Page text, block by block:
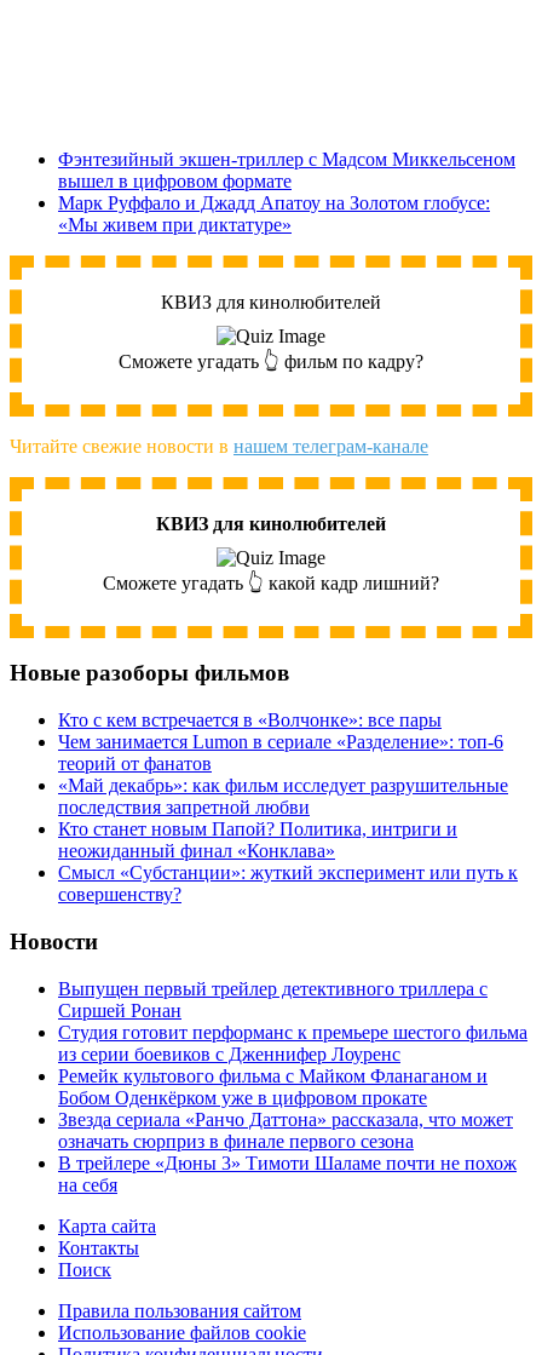
Фэнтезийный экшен-триллер с Мадсом Миккельсеном
вышел в цифровом формате
Марк Руффало и Джадд Апатоу на Золотом глобусе:
«Мы живем при диктатуре»
КВИЗ для кинолюбителей
Сможете угадать 👆 фильм по кадру?
Читайте свежие новости в нашем телеграм-канале
КВИЗ для кинолюбителей
Сможете угадать 👆 какой кадр лишний?
Новые разоборы фильмов
Кто с кем встречается в «Волчонке»: все пары
Чем занимается Lumon в сериале «Разделение»: топ-6
теорий от фанатов
«Май декабрь»: как фильм исследует разрушительные
последствия запретной любви
Кто станет новым Папой? Политика, интриги и
неожиданный финал «Конклава»
Cмысл «Субстанции»: жуткий эксперимент или путь к
совершенству?
Новости
Выпущен первый трейлер детективного триллера с
Сиршей Ронан
Студия готовит перформанс к премьере шестого фильма
из серии боевиков с Дженнифер Лоуренс
Ремейк культового фильма с Майком Фланаганом и
Бобом Оденкёрком уже в цифровом прокате
Звезда сериала «Ранчо Даттона» рассказала, что может
означать сюрприз в финале первого сезона
В трейлере «Дюны 3» Тимоти Шаламе почти не похож
на себя
Карта сайта
Контакты
Поиск
Правила пользования сайтом
Использование файлов cookie